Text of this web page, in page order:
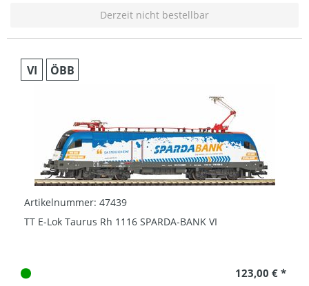
Derzeit nicht bestellbar
VI ÖBB
Artikelnummer: 47439
TT E-Lok Taurus Rh 1116 SPARDA-BANK VI
123,00 € *